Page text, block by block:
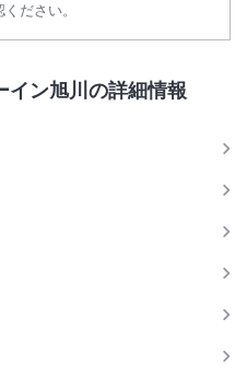
ださい。
イン旭川の詳細情報